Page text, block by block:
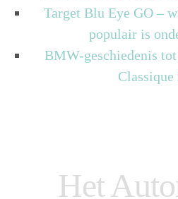
Target Blu Eye GO –
populair is
BMW-geschiedenis
Classique
Het